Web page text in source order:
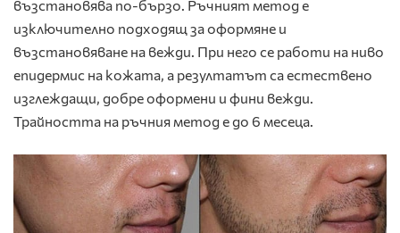
възстановява по-бързо. Ръчният метод е
изключително подходящ за оформяне и
възстановяване на вежди. При него се работи на ниво
епидермис на кожата, а резултатът са естествено
изглеждащи, добре оформени и фини вежди.
Трайността на ръчния метод е до 6 месеца.